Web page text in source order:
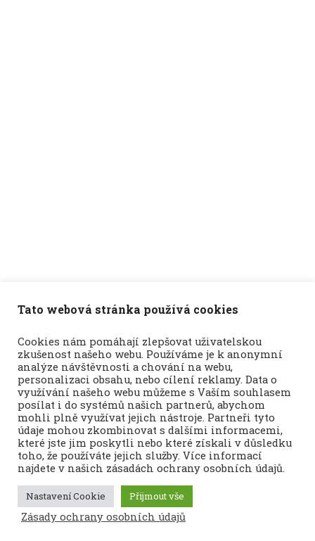
Tato webová stránka používá cookies
Cookies nám pomáhají zlepšovat uživatelskou
zkušenost našeho webu. Používáme je k anonymní
analýze návštěvnosti a chování na webu,
personalizaci obsahu, nebo cílení reklamy. Data o
využívání našeho webu můžeme s Vaším souhlasem
posílat i do systémů našich partnerů, abychom
mohli plně využívat jejich nástroje. Partneři tyto
údaje mohou zkombinovat s dalšími informacemi,
které jste jim poskytli nebo které získali v důsledku
toho, že používáte jejich služby. Více informací
najdete v našich zásadách ochrany osobních údajů.
Nastavení Cookie Přijmout vše
Zásady ochrany osobních údajů